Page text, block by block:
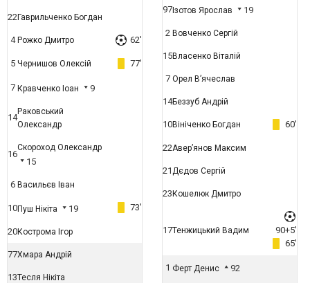
22Гаврильченко Богдан
4 Рожко Дмитро 62'
5 Чернишов Олексій 77'
7 Кравченко Іоан 9
14
Раковський
Олександр
16
Скороход Олександр
15
6 Васильєв Іван
10Пуш Нікіта 19 73'
20Кострома Ігор
77Хмара Андрій
13Тесля Нікіта
97 Ізотов Ярослав 19
2 Вовченко Сергій
15Власенко Віталій
7 Орел В’ячеслав
14Беззуб Андрій
10Вініченко Богдан 60'
22Авер’янов Максим
21Дєдов Сергій
23 Кошелюк Дмитро
17Тенжицький Вадим
90+5'
65'
1 Ферт Денис 92